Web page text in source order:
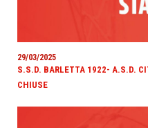
29/03/2025
S.S.D. BARLETTA 1922- A.S.D.
CHIUSE